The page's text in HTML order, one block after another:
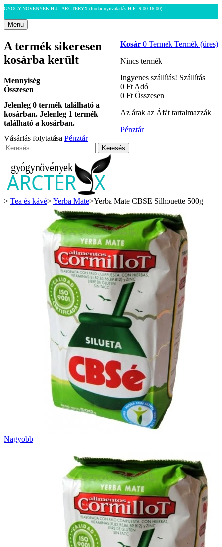
GYOGY-NOVENYEK.HU - ARCTERYX (Irodai nyitvatartás H-P: 9:00-16:00)
Menu
Kosár 0 Termék Termék (üres)
Nincs termék
Ingyenes szállítás! Szállítás
0 Ft‎ Adó
0 Ft‎ Összesen
Az árak az Áfát tartalmazzák
Pénztár
A termék sikeresen
kosárba került
Mennyiség
Összesen
Jelenleg 0 termék található a
kosárban. Jelenleg 1 termék
található a kosárban.
Vásárlás folytatása Pénztár
Keresés
> Tea és kávé>Yerba Mate>Yerba Mate CBSE Silhouette 500g
Nagyobb